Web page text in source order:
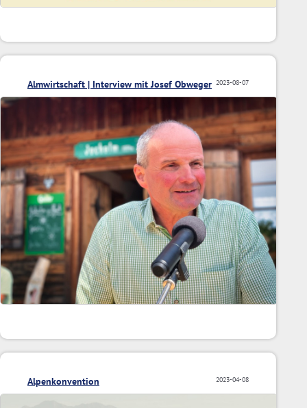
2023-08-07
Almwirtschaft | Interview mit Josef Obweger
2023-04-08
Alpenkonvention